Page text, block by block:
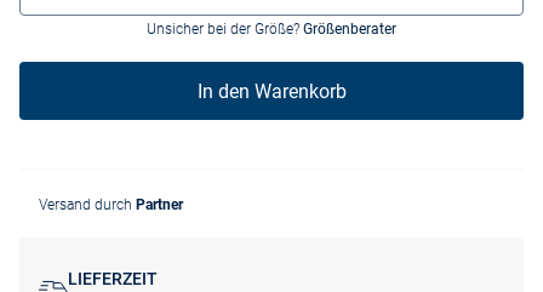
Unsicher bei der Größe? Größenberater
In den Warenkorb
Versand durch Partner
LIEFERZEIT